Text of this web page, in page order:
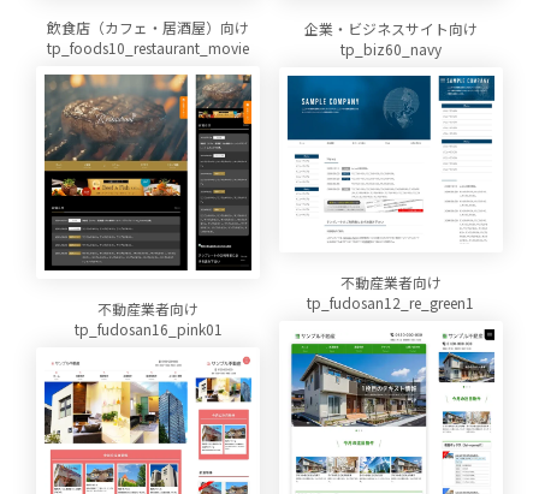
飲食店（カフェ・居酒屋）向け
tp_foods10_restaurant_movie
企業・ビジネスサイト向け
tp_biz60_navy
不動産業者向け
tp_fudosan12_re_green1
不動産業者向け
tp_fudosan16_pink01